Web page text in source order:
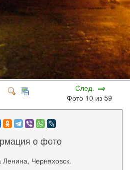
След.
Фото 10 из 59
о фото
Ленина, Черняховск.